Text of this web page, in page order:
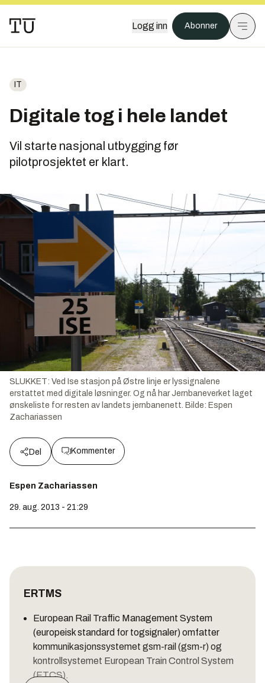
Logg inn Abonner
IT
Digitale tog i hele landet
Vil starte nasjonal utbygging før
pilotprosjektet er klart.
SLUKKET: Ved Ise stasjon på Østre linje er lyssignalene
erstattet med digitale løsninger. Og nå har Jernbaneverket laget
ønskeliste for resten av landets jernbanenett. Bilde: Espen
Zachariassen
Del Kommenter
Espen Zachariassen
29. aug. 2013 - 21:29
ERTMS
European Rail Traffic Management System
(europeisk standard for togsignaler) omfatter
kommunikasjonssystemet gsm-rail (gsm-r) og
kontrollsystemet European Train Control System
(ETCS).